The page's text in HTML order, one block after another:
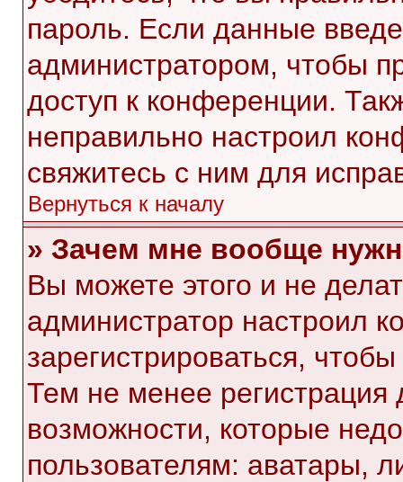
пароль. Если данные
администратором, чтобы
доступ к конференции.
неправильно настроил
свяжитесь с ним для
Вернуться к началу
» Зачем мне вообще
Вы можете этого и не
администратор настроил
зарегистрироваться,
Тем не менее
возможности, которые
пользователям: аватары,